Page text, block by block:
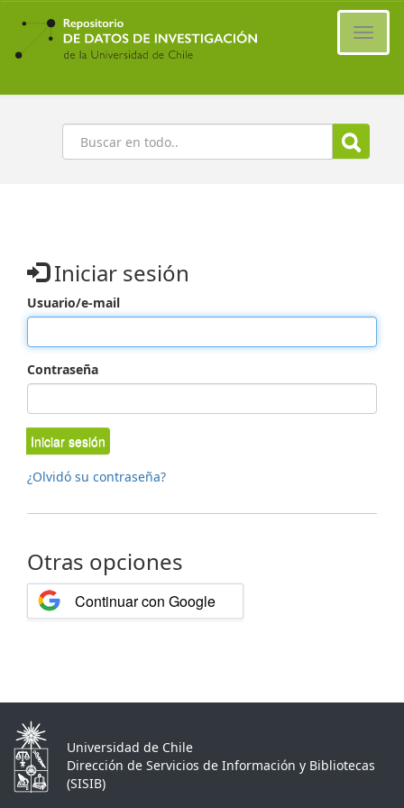
Ir
contenido
principal
Buscar
Iniciar sesión
Usuario/e-mail
Contraseña
Iniciar sesión
¿Olvidó su contraseña?
Otras opciones
Continuar con Google
Universidad de Chile
Dirección de Servicios de Información y Bibliotecas
(SISIB)